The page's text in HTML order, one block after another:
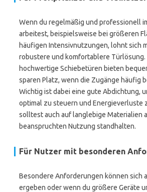
Wenn du regelmäßig und professionell
arbeitest, beispielsweise bei größeren
häufigen Intensivnutzungen, lohnt sich
robustere und komfortablere
hochwertige Schiebetüren bieten
sparen Platz, wenn die Zugänge häufig
Wichtig ist dabei eine gute Abdichtung,
optimal zu steuern und Energieverluste
solltest auch auf langlebige Materialien
beanspruchten Nutzung standhalten.
Für Nutzer mit besonderen
Besondere Anforderungen können sich
ergeben oder wenn du größere Geräte